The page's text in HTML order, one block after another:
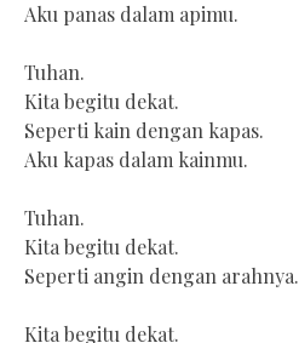
Aku panas dalam apimu.
Tuhan.
Kita begitu dekat.
Seperti kain dengan kapas.
Aku kapas dalam kainmu.
Tuhan.
Kita begitu dekat.
Seperti angin dengan arahnya.
Kita begitu dekat.